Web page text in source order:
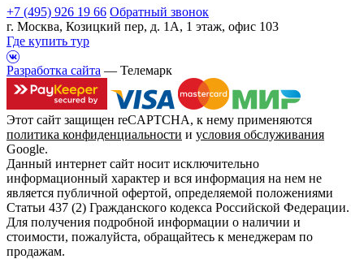
+7 (495) 926 19 66 Обратный звонок
г. Москва, Козицкий пер, д. 1А, 1 этаж, офис 103
Где купить тур
Разработка сайта — Телемарк
Этот сайт защищен reCAPTCHA, к нему применяются
политика конфиденциальности и условия обслуживания
Google.
Данный интернет сайт носит исключительно
информационный характер и вся информация на нем не
является публичной офертой, определяемой положениями
Статьи 437 (2) Гражданского кодекса Российской Федерации.
Для получения подробной информации о наличии и
стоимости, пожалуйста, обращайтесь к менеджерам по
продажам.